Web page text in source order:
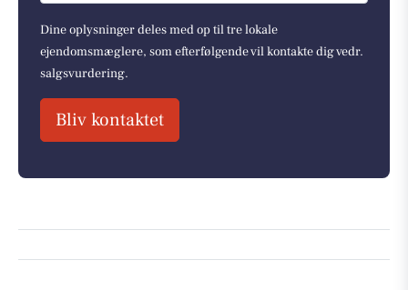
Dine oplysninger deles med op til tre lokale
ejendomsmæglere, som efterfølgende vil kontakte dig vedr.
salgsvurdering.
Bliv kontaktet